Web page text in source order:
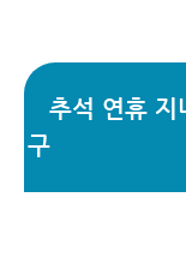
추석 연휴 지
구